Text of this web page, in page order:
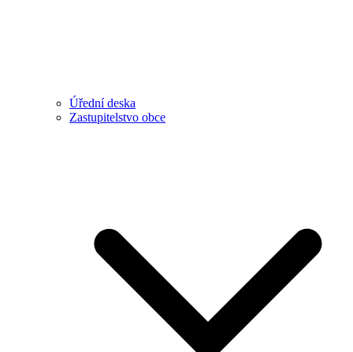
Úřední deska
Zastupitelstvo obce